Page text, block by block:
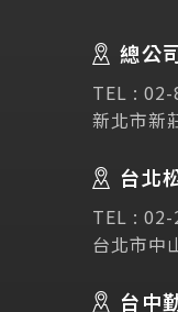
講座活動
Testimonial
Links 相關連
使用條款 免責聲
總公
TEL : 02-
新北市新
台北
TEL : 02-
台北市中
台中